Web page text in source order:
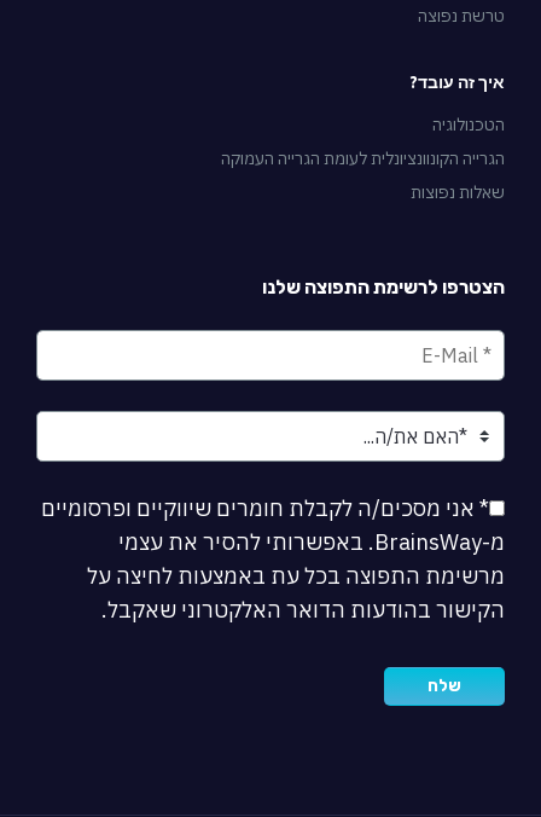
טרשת נפוצה
איך זה עובד?
הטכנולוגיה
הגרייה הקונוונציונלית לעומת הגרייה העמוקה
שאלות נפוצות
הצטרפו לרשימת התפוצה שלנו
* אני מסכים/ה לקבלת חומרים שיווקיים ופרסומיים
מ-BrainsWay. באפשרותי להסיר את עצמי
מרשימת התפוצה בכל עת באמצעות לחיצה על
הקישור בהודעות הדואר האלקטרוני שאקבל.